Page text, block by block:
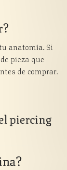
anatomía. Si
pieza que
de comprar.
piercing